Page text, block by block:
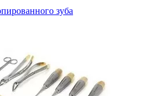
зуба